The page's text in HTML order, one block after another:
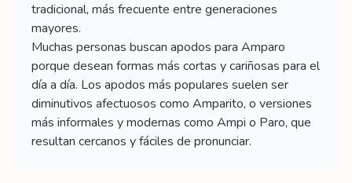
tradicional, más frecuente entre generaciones
mayores.
Muchas personas buscan apodos para Amparo
porque desean formas más cortas y cariñosas para el
día a día. Los apodos más populares suelen ser
diminutivos afectuosos como Amparito, o versiones
más informales y modernas como Ampi o Paro, que
resultan cercanos y fáciles de pronunciar.